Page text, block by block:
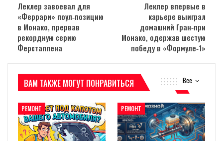
Леклер завоевал для
«Феррари» поул‑позицию
в Монако, прервав
рекордную серию
Ферстаппена
Леклер впервые в
карьере выиграл
домашний Гран‑при
Монако, одержав шестую
победу в «Формуле‑1»
Все
ВАМ ТАКЖЕ МОГУТ ПОНРАВИТЬСЯ
РЕМОНТ РЕМОНТ